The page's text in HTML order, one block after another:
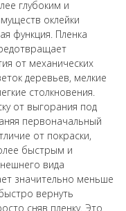
глубоким и
оклейки
функция. Пленка
от механических
деревьев, мелкие
столкновения.
от выгорания под
первоначальный
от покраски,
быстрым и
вида
значительно меньше
вернуть
сняв пленку. Это